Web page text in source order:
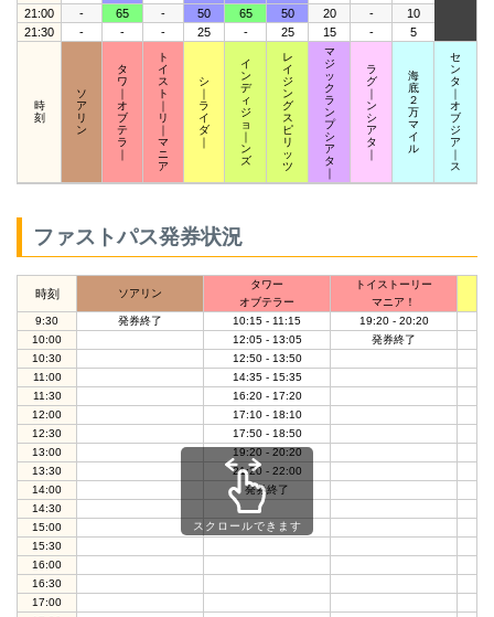
21:00
- 65 - 50 65 50 20 -
10
21:30
- - - 25 - 25 15 - 5
時
刻
ソ
ア
リ
ン
タ
ワ
｜
オ
ブ
テ
ラ
｜
ト
イ
ス
ト
｜
リ
｜
マ
ニ
ア
シ
｜
ラ
イ
ダ
｜
イ
ン
デ
ィ
ジ
ョ
｜
ン
ズ
レ
イ
ジ
ン
グ
ス
ピ
リ
ッ
ツ
マ
ジ
ッ
ク
ラ
ン
プ
シ
ア
タ
｜
ラ
グ
｜
ン
シ
ア
タ
｜
海
底
２
万
マ
イ
ル
セ
ン
タ
｜
オ
ブ
ジ
ア
｜
ス
ファストパス発券状況
時刻 ソアリン
タワー
オブテラー
トイストーリー
マニア！
9:30
発券終了 10:15 - 11:15 19:20 - 20:20
10:00
12:05 - 13:05 発券終了
10:30
12:50 - 13:50
11:00
14:35 - 15:35
11:30
16:20 - 17:20
12:00
17:10 - 18:10
12:30
17:50 - 18:50
13:00
19:20 - 20:20
13:30
21:20 - 22:00
14:00
発券終了
14:30
15:00
15:30
16:00
16:30
17:00
スクロールできます